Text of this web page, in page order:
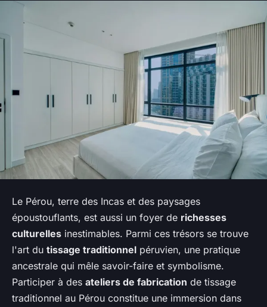
Le Pérou, terre des Incas et des paysages
époustouflants, est aussi un foyer de richesses
culturelles inestimables. Parmi ces trésors se trouve
l'art du tissage traditionnel péruvien, une pratique
ancestrale qui mêle savoir-faire et symbolisme.
Participer à des ateliers de fabrication de tissage
traditionnel au Pérou constitue une immersion dans